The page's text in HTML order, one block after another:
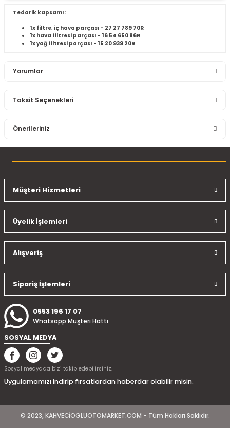
Tedarik kapsamı:
1x filtre, iç hava parçası - 27 27 789 70R
1x hava filtresi parçası - 16 54 650 86R
1x yağ filtresi parçası - 15 20 939 20R
Yorumlar
Taksit Seçenekleri
Önerileriniz
konularda yetersiz gördüğünüz noktaları öneri formunu
Ürün resmi kalitesiz, bozuk veya görüntülenemiyor.
Ürün açıklamasında eksik bilgiler bulunuyor.
Ürün fiyatı diğer sitelerden daha pahalı.
Bu ürüne benzer farklı alternatifler olmalı.
Müşteri Hizmetleri
Üyelik İşlemleri
Alışveriş
Sipariş İşlemleri
0553 196 17 07
Whatsapp Müşteri Hattı
SOSYAL MEDYA
Sosyal medya'da bizi takip edebilirsiniz.
Uygulamamızı indirip fırsatlardan haberdar olabilir misin.
© 2023, KAHVECİOGLUOTOMARKET.COM - Tüm Hakları Saklıdır.